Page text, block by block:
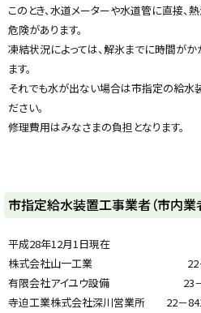
戻
る
このとき、水道メーターや水道管に直接、
危険があります。
凍結状況によっては、解氷までに時間がか
ます。
それでも水が出ない場合は市指定の給水
ださい。
修理費用はみなさまの負担となります。
ト
ッ
プ
に
戻
る
市指定給水装置工事業者（市内業
平成28年12月1日現在
株式会社山一工業 22－
有限会社アイユウ設備 23－
寺迫工業株式会社深川営業所 22－8411